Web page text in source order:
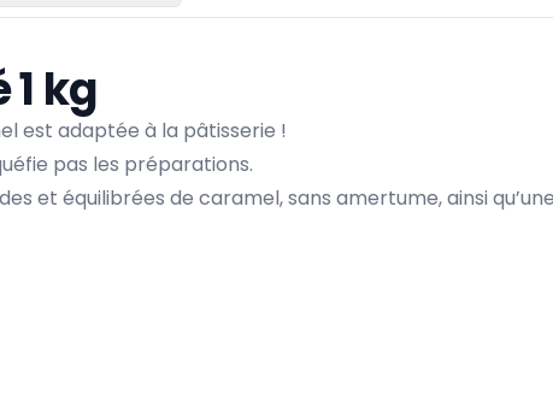
kg
est adaptée à la pâtisserie !
pas les préparations.
et équilibrées de caramel, sans amertume, ainsi